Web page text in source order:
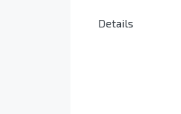
Details